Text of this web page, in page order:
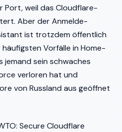
Port, weil das Cloudflare-
Aber der Anmelde-
ist trotzdem öffentlich
Vorfälle in Home-
sein schwaches
verloren hat und
von Russland aus geöffnet
Secure Cloudflare